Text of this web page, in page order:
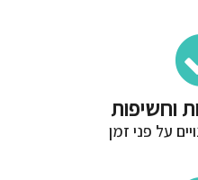
וחשיפות
על פני זמן